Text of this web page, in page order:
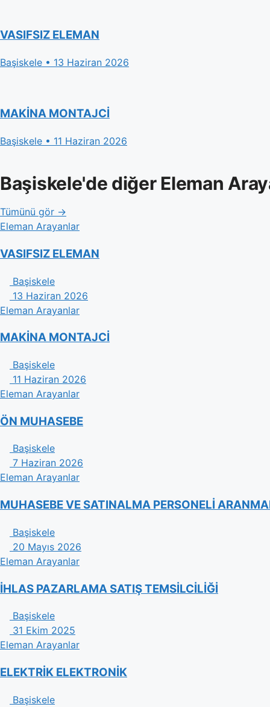
VASIFSIZ ELEMAN
Başiskele • 13 Haziran 2026
MAKİNA MONTAJCİ
Başiskele • 11 Haziran 2026
Başiskele'de diğer Eleman
Tümünü gör →
Eleman Arayanlar
VASIFSIZ ELEMAN
Başiskele
13 Haziran 2026
Eleman Arayanlar
MAKİNA MONTAJCİ
Başiskele
11 Haziran 2026
Eleman Arayanlar
ÖN MUHASEBE
Başiskele
7 Haziran 2026
Eleman Arayanlar
MUHASEBE VE SATINALMA PERSONELİ
Başiskele
20 Mayıs 2026
Eleman Arayanlar
İHLAS PAZARLAMA SATIŞ TEMSİLCİLİĞİ
Başiskele
31 Ekim 2025
Eleman Arayanlar
ELEKTRİK ELEKTRONİK
Başiskele